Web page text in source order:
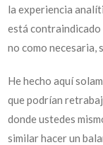
la experiencia
está contraindicado
no como necesaria,
He hecho aquí
que podrían
donde ustedes
similar hacer un